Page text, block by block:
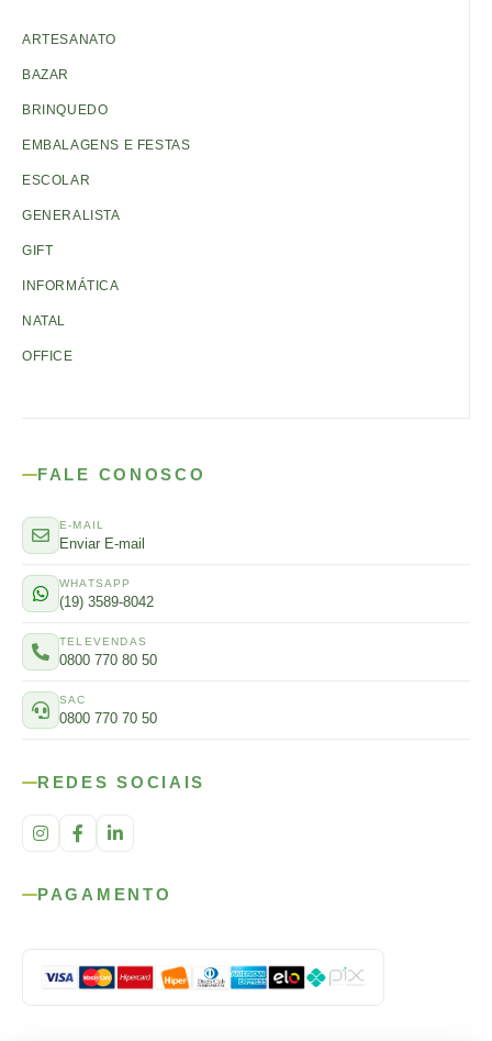
ARTESANATO
BAZAR
BRINQUEDO
EMBALAGENS E FESTAS
ESCOLAR
GENERALISTA
GIFT
INFORMÁTICA
NATAL
OFFICE
FALE CONOSCO
E-MAIL
Enviar E-mail
WHATSAPP
(19) 3589-8042
TELEVENDAS
0800 770 80 50
SAC
0800 770 70 50
REDES SOCIAIS
PAGAMENTO